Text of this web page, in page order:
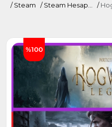
Steam Steam Hesap...
%100